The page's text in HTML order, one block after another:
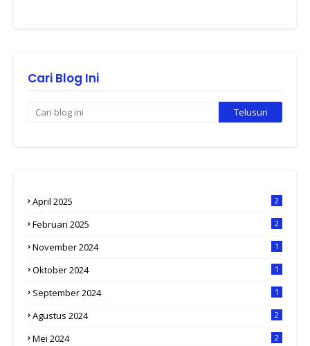
Cari Blog Ini
April 2025 2
Februari 2025 2
November 2024 1
Oktober 2024 1
September 2024 1
Agustus 2024 2
Mei 2024 2